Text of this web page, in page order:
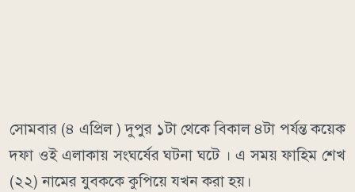
সোমবার (৪ এপ্রিল ) দুপুর ১টা থেকে বিকাল ৪টা পর্যন্ত কয়েক
দফা ওই এলাকায় সংঘর্ষের ঘটনা ঘটে । এ সময় ফাহিম শেখ
(২২) নামের যুবককে কুপিয়ে যখন করা হয়।